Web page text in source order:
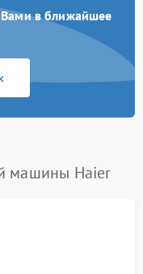
Вами в ближайшее
машины Haier